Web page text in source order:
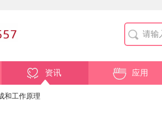
资讯 应用
和工作原理